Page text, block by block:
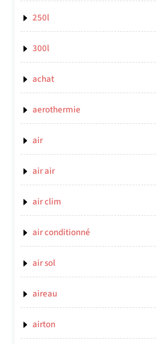
250l
300l
achat
aerothermie
air
air air
air clim
air conditionné
air sol
aireau
airton